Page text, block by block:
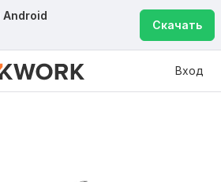
Android
Скачать
Вход